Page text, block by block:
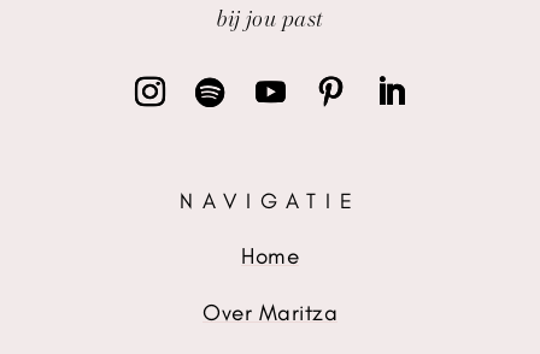
bij jou past
NAVIGATIE
Home
Over Maritza